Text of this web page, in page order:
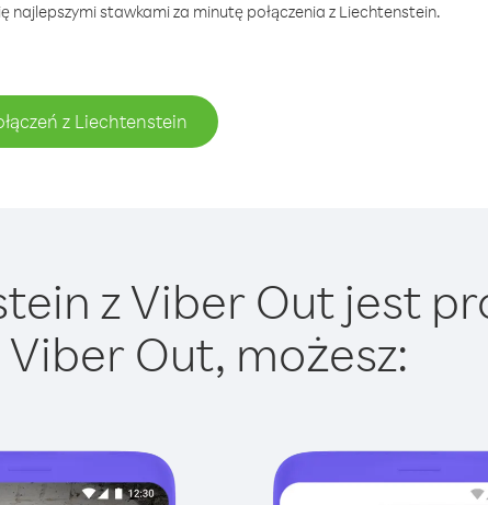
stawkami za minutę połączenia z Liechtenstein.
z Liechtenstein
z Viber Out jest
Out, możesz: